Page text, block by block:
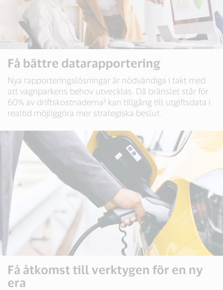
Få bättre datarapportering
Nya rapporteringslösningar är nödvändiga i takt med
att vagnparkens behov utvecklas. Då bränslet står för
60% av driftskostnaderna² kan tillgång till utgiftsdata i
realtid möjliggöra mer strategiska beslut.
Få åtkomst till verktygen för en ny
era